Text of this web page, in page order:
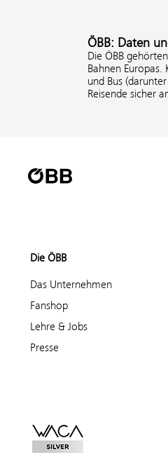
ÖBB: Daten
Die ÖBB
Bahnen
und Bus
Reisende sicher
Die ÖBB
Das Unternehmen
Fanshop
Lehre & Jobs
Presse